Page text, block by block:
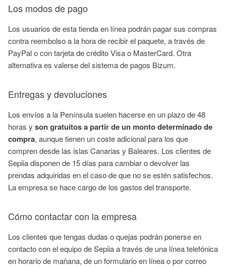
Los modos de pago
Los usuarios de esta tienda en línea podrán pagar sus compras
contra reembolso a la hora de recibir el paquete, a través de
PayPal o con tarjeta de crédito Visa o MasterCard. Otra
alternativa es valerse del sistema de pagos Bizum.
Entregas y devoluciones
Los envíos a la Península suelen hacerse en un plazo de 48
horas y son gratuitos a partir de un monto determinado de
compra, aunque tienen un coste adicional para los que
compren desde las islas Canarias y Baleares. Los clientes de
Sepiia disponen de 15 días para cambiar o devolver las
prendas adquiridas en el caso de que no se estén satisfechos.
La empresa se hace cargo de los gastos del transporte.
Cómo contactar con la empresa
Los clientes que tengas dudas o quejas podrán ponerse en
contacto con el equipo de Sepiia a través de una línea telefónica
en horario de mañana, de un formulario en línea o por correo